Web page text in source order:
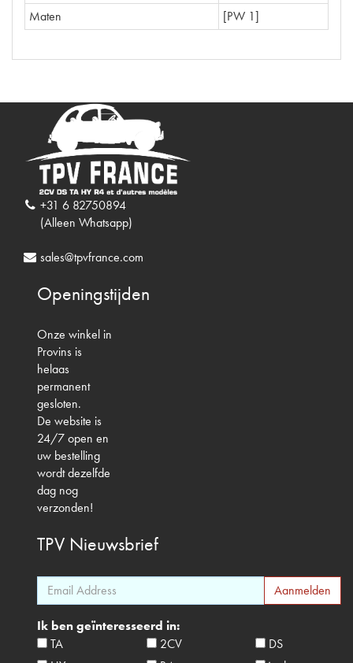
Maten
[PW 1]
+31 6 82750894
(Alleen Whatsapp)
sales@tpvfrance.com
Openingstijden
Onze winkel in
Provins is
helaas
permanent
gesloten.
De website is
24/7 open en
uw bestelling
wordt dezelfde
dag nog
verzonden!
TPV Nieuwsbrief
Ik ben geïnteresseerd in:
TA
2CV
DS